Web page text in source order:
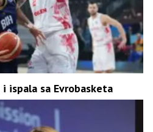
ispala sa Evrobasketa